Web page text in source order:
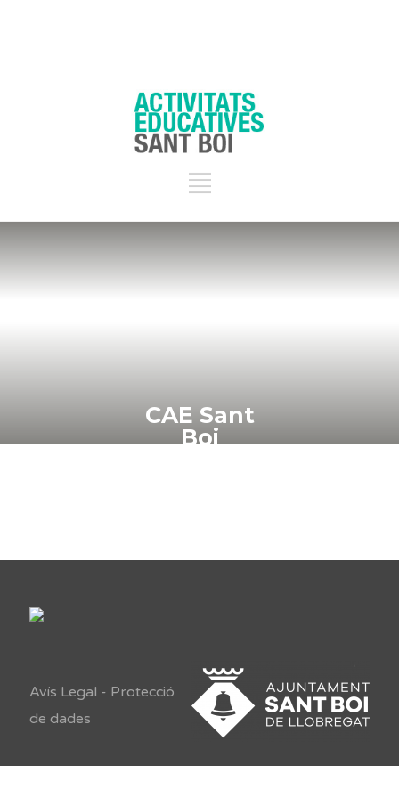
CAE Sant
Boi
Avís Legal - Protecció
de dades